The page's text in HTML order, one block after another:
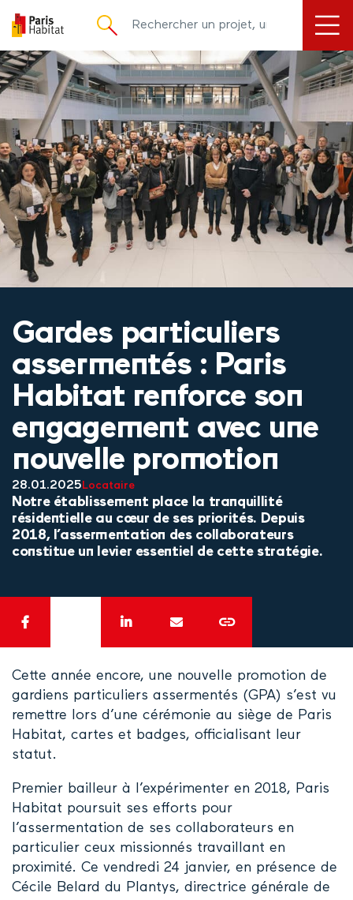
principal
Gardes particuliers
assermentés : Paris
Habitat renforce son
engagement avec une
nouvelle promotion
28.01.2025 Locataire
Notre établissement place la tranquillité
résidentielle au cœur de ses priorités. Depuis
2018, l’assermentation des collaborateurs
constitue un levier essentiel de cette stratégie.
Cette année encore, une nouvelle promotion de
gardiens particuliers assermentés (GPA) s’est vu
remettre lors d’une cérémonie au siège de Paris
Habitat, cartes et badges, officialisant leur
statut.
Premier bailleur à l’expérimenter en 2018, Paris
Habitat poursuit ses efforts pour
l’assermentation de ses collaborateurs en
particulier ceux missionnés travaillant en
proximité. Ce vendredi 24 janvier, en présence de
Cécile Belard du Plantys, directrice générale de